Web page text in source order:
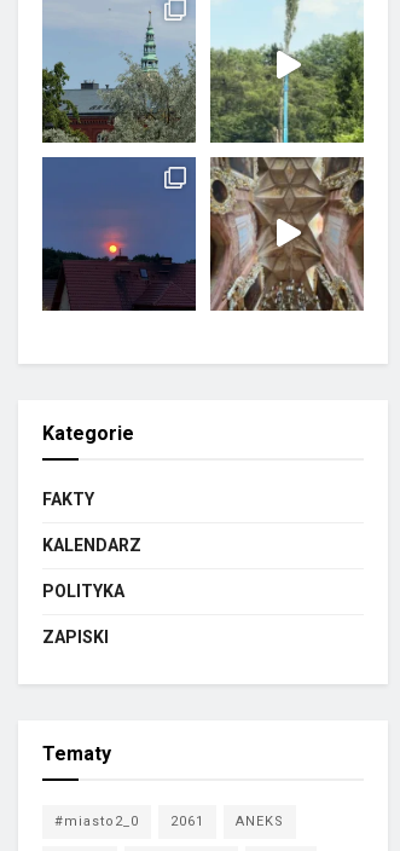
Kategorie
FAKTY
KALENDARZ
POLITYKA
ZAPISKI
Tematy
#miasto2_0 2061 ANEKS